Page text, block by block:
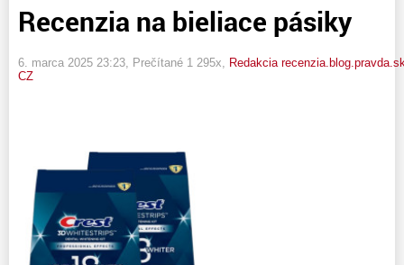
Recenzia na bieliace pásiky
6. marca 2025 23:23 , Prečítané 1 295x, Redakcia
CZ